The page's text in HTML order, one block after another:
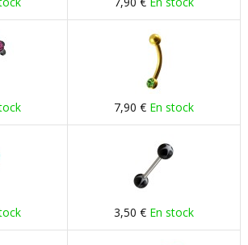
7,90 € En stock
3,50 € En stock